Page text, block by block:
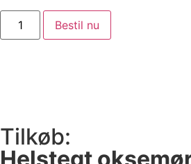
Bestil nu
Tilkøb: